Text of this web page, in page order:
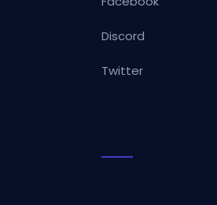
Discord
Twitter